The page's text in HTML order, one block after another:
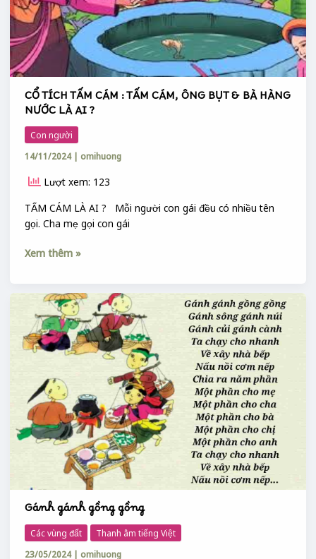
CỔ TÍCH TẤM CÁM : TẤM CÁM, ÔNG BỤT & BÀ HÀNG
NƯỚC LÀ AI ?
Con người
14/11/2024 | omihuong
Lượt xem: 123
TẤM CÁM LÀ AI ? Mỗi người con gái đều có nhiều tên
gọi. Cha mẹ gọi con gái
ÔNG
BỤT
&
BÀ
HÀNG
NƯỚC
LÀ
AI
?
Xem thêm »
Gánh gánh gồng gồng
Các vùng đất
Thanh âm tiếng Việt
23/05/2024 | omihuong
Gánh
gánh
gồng
gồng